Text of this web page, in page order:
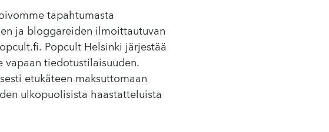
tapahtumasta
ja bloggareiden ilmoittautuvan
. Popcult Helsinki järjestää
vapaan tiedotustilaisuuden.
etukäteen maksuttomaan
ulkopuolisista haastatteluista